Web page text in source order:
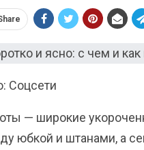
Соцсети
— широкие
юбкой и штанами, а